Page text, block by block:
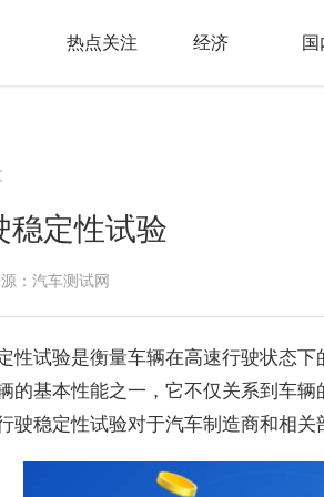
热点关注 经济 国
定性试验
：汽车测试网
性试验是衡量车辆在高速行驶状态
的基本性能之一，它不仅关系到车
驶稳定性试验对于汽车制造商和相关